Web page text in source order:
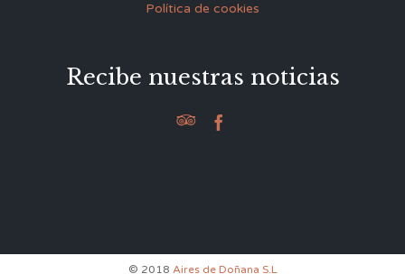
Política de cookies
Recibe nuestras noticias
 
© 2018 Aires de Doñana S.L